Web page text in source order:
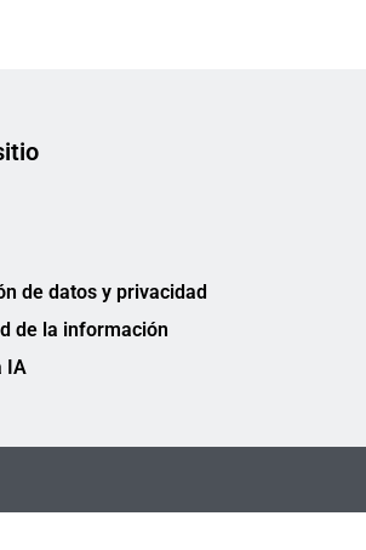
de datos y privacidad
de la información
IA